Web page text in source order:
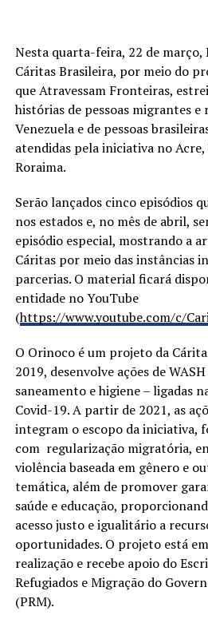
Nesta quarta-feira, 22 de março,
Cáritas Brasileira, por meio do
que Atravessam Fronteiras,
histórias de pessoas migrantes e
Venezuela e de pessoas
atendidas pela iniciativa no
Roraima.
Serão lançados cinco episódios
nos estados e, no mês de abril,
episódio especial, mostrando a
Cáritas por meio das instâncias
parcerias. O material ficará
entidade no YouTube
(https://www.youtube.com/c/
O Orinoco é um projeto da
2019, desenvolve ações de WASH
saneamento e higiene – ligadas
Covid-19. A partir de 2021, as
integram o escopo da iniciativa,
com regularização migratória,
violência baseada em gênero e
temática, além de promover
saúde e educação,
acesso justo e igualitário a
oportunidades. O projeto está
realização e recebe apoio do
Refugiados e Migração do
(PRM).